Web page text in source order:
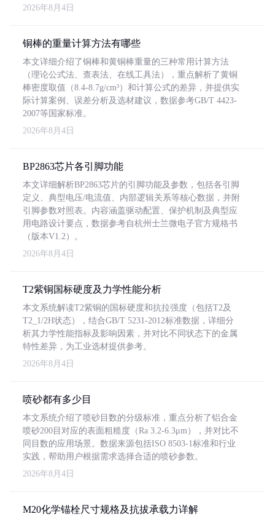
2026年8月4日
铜棒的重量计算方法有哪些
本文详细介绍了铜棒和黄铜棒重量的三种常用计算方法
（理论公式法、查表法、在线工具法），重点解析了黄铜
棒密度取值（8.4-8.7g/cm³）和计算公式的差异，并提供实
际计算案例、误差分析及选材建议，数据参考GB/T 4423-
2007等国家标准。
2026年8月4日
BP2863芯片各引脚功能
本文详细解析BP2863芯片的引脚功能及参数，包括各引脚
定义、典型电压/电流值、内部逻辑关系等核心数据，并附
引脚参数对照表。内容涵盖驱动配置、保护机制及典型应
用电路设计要点，数据参考自杭州士兰微电子官方规格书
（版本V1.2）。
2026年8月4日
T2紫铜国标硬度及力学性能分析
本文系统解读T2紫铜的国标硬度和抗拉强度（包括T2及
T2_1/2H状态），结合GB/T 5231-2012标准数据，详细分
析其力学性能指标及影响因素，并对比不同状态下的金属
特性差异，为工业选材提供参考。
2026年8月4日
喷砂都有多少目
本文系统介绍了喷砂目数的分级标准，重点分析了铝合金
喷砂200目对应的表面粗糙度（Ra 3.2-6.3μm），并对比不
同目数的应用场景。数据来源包括ISO 8503-1标准和行业
实践，帮助用户根据需求选择合适的喷砂参数。
2026年8月4日
M20化学锚栓尺寸规格及抗拔承载力详解